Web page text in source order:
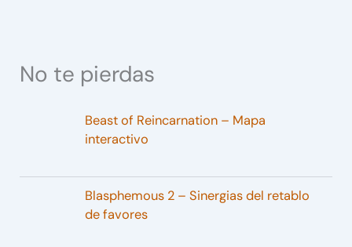
No te pierdas
Beast of Reincarnation – Mapa
interactivo
Blasphemous 2 – Sinergias del retablo
de favores